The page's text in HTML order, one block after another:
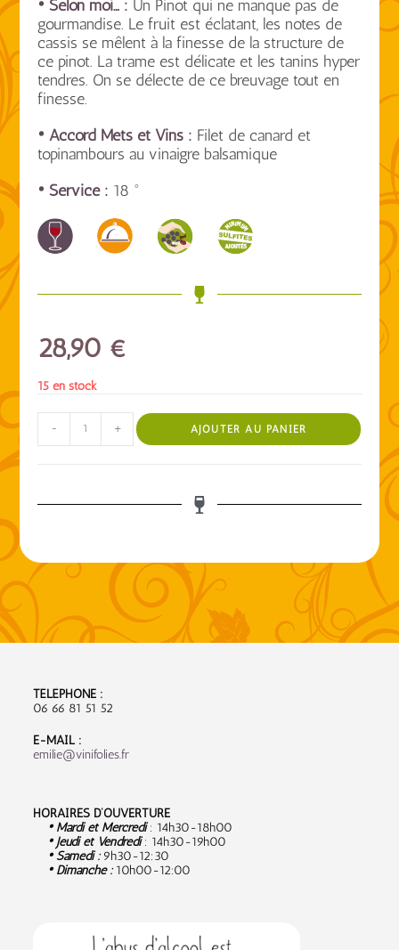
• Selon moi… : Un Pinot qui ne manque pas de
gourmandise. Le fruit est éclatant, les notes de
cassis se mêlent à la finesse de la structure de
ce pinot. La trame est délicate et les tanins hyper
tendres. On se délecte de ce breuvage tout en
finesse.
• Accord Mets et Vins : Filet de canard et
topinambours au vinaigre balsamique
• Service : 18 °
28,90 €
15 en stock
- + AJOUTER AU PANIER
TÉLÉPHONE :
06 66 81 51 52
E-MAIL :
emilie@vinifolies.fr
HORAIRES D’OUVERTURE
• Mardi et Mercredi: 14h30-18h00
• Jeudi et Vendredi: 14h30-19h00
• Samedi :9h30-12:30
• Dimanche :10h00-12:00